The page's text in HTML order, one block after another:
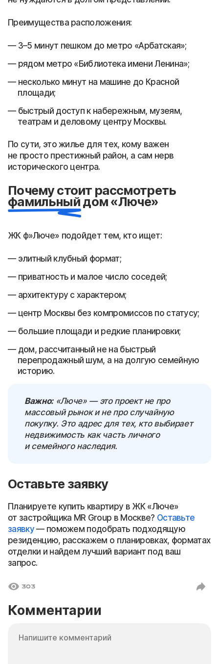
Преимущества расположения:
3–5 минут пешком до метро «Арбатская»;
рядом метро «Библиотека имени Ленина»;
несколько минут на машине до Красной
площади;
быстрый доступ к набережным, музеям,
театрам и деловому центру Москвы.
По сути, это жилье для тех, кому важен
не просто престижный район, а сам нерв
исторического центра.
Почему стоит рассмотреть
фамильный дом «Люче»
ЖК ф»Люче» подойдет тем, кто ищет:
элитный клубный формат;
приватность и малое число соседей;
архитектуру с характером;
центр Москвы без компромиссов по статусу;
большие площади и редкие планировки;
дом, рассчитанный не на быстрый
перепродажный шум, а на долгую семейную
историю.
Важно:«Люче» — это проект не про
массовый рынок и не про случайную
покупку. Это адрес для тех, кто выбирает
недвижимость как часть личного
и семейного наследия.
Оставьте заявку
Планируете купить квартиру в ЖК «Люче»
от застройщика MR Group в Москве? Оставьте
заявку— поможем подобрать подходящую
резиденцию, расскажем о планировках, форматах
отделки и найдем лучший вариант под ваш
запрос.
303
Комментарии